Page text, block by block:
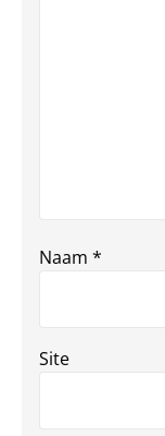
Naam *
Site